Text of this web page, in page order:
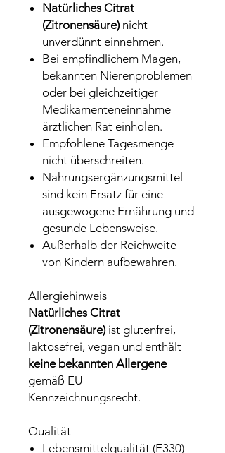
Natürliches Citrat
(Zitronensäure)nicht
unverdünnt einnehmen.
Bei empfindlichem Magen,
bekannten Nierenproblemen
oder bei gleichzeitiger
Medikamenteneinnahme
ärztlichen Rat einholen.
Empfohlene Tagesmenge
nicht überschreiten.
Nahrungsergänzungsmittel
sind kein Ersatz für eine
ausgewogene Ernährung und
gesunde Lebensweise.
Außerhalb der Reichweite
von Kindern aufbewahren.
Allergiehinweis
Natürliches Citrat
(Zitronensäure)ist glutenfrei,
laktosefrei, vegan und enthält
keine bekannten Allergene
gemäß EU-
Kennzeichnungsrecht.
Qualität
Lebensmittelqualität (E330)